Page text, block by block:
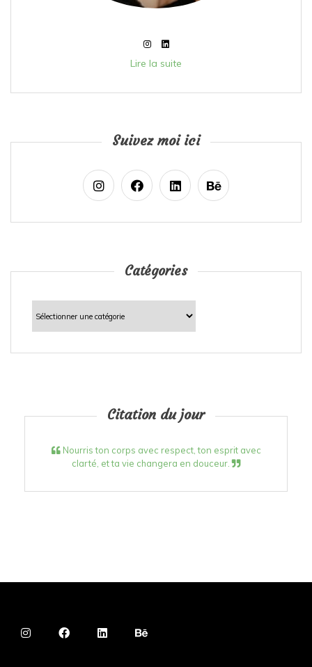
Lire la suite
Suivez moi ici
Catégories
Catégories
Citation du jour
Nourris ton corps avec respect, ton esprit avec
clarté, et ta vie changera en douceur.